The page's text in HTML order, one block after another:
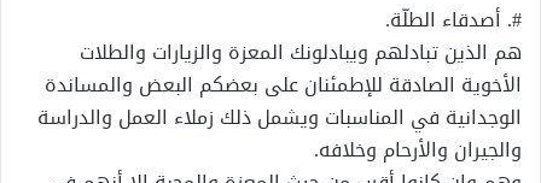
#. أصدقاء الطلّة.
هم الذين تبادلهم ويبادلونك المعزة والزيارات والطلات
الأخوية الصادقة للإطمئنان على بعضكم البعض والمساندة
الوجدانية في المناسبات ويشمل ذلك زملاء العمل والدراسة
والجيران والأرحام وخلافه.